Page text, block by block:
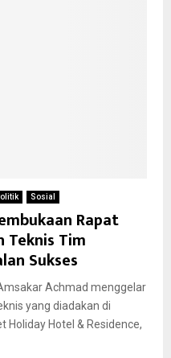
Sosial
Rapat
Teknis Tim
Sukses
Achmad menggelar
yang diadakan di
Holiday Hotel & Residence,